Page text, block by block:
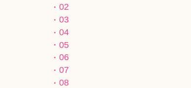
02
03
04
05
06
07
08